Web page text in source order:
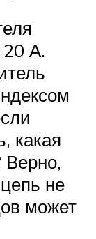
20 А.
какая
Верно,
не
может